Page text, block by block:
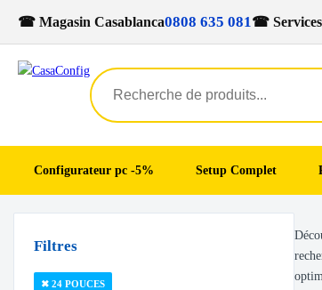
☎ Magasin Casablanca0808 635 081☎
Configurateur pc -5% Setup Complet
Filtres
✖ 24 POUCES